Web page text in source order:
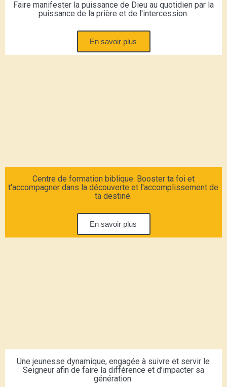
Faire manifester la puissance de Dieu au quotidien par la
puissance de la prière et de l'intercession.
En savoir plus
Centre de formation biblique. Booster ta foi et
t'accompagner dans la découverte et l'accomplissement de
ta destiné.
En savoir plus
Une jeunesse dynamique, engagée à suivre et servir le
Seigneur afin de faire la différence et d’impacter sa
génération.